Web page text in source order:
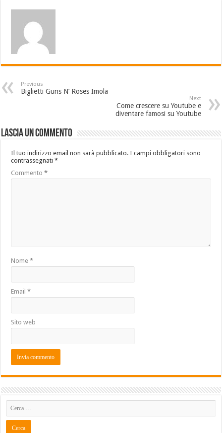
Previous
Biglietti Guns N’ Roses Imola
Next
Come crescere su Youtube e
diventare famosi su Youtube
Lascia un commento
Il tuo indirizzo email non sarà pubblicato. I campi obbligatori sono
contrassegnati*
Commento*
Nome*
Email*
Sito web